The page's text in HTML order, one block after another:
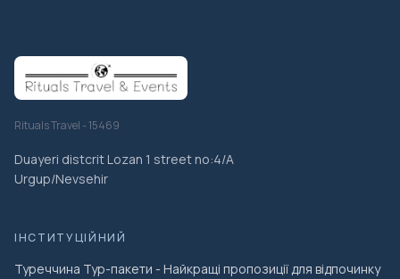
Rituals Travel - 15469
Duayeri distcrit Lozan 1 street no:4/A
Urgup/Nevsehir
ІНСТИТУЦІЙНИЙ
Туреччина Тур-пакети - Найкращі пропозиції для відпочинку